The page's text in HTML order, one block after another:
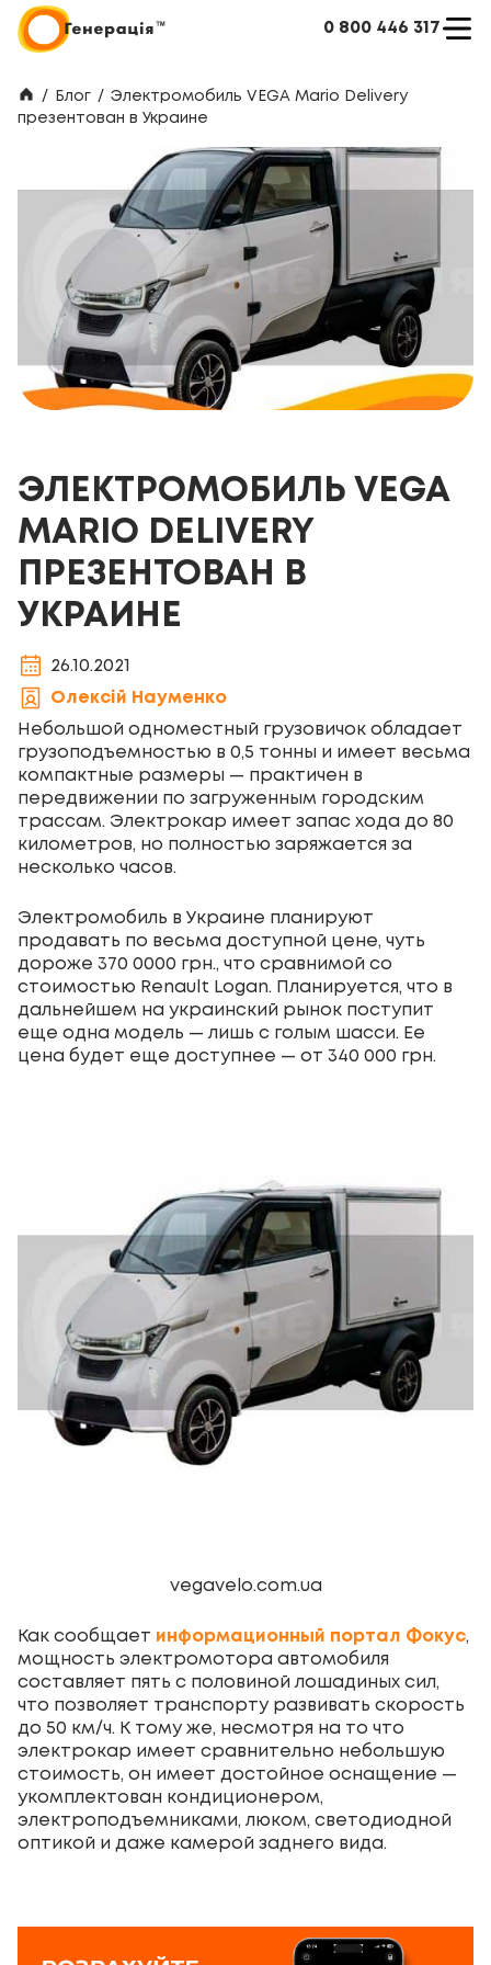
0 800 446 317
/ Блог / Электромобиль VEGA Mario Delivery
презентован в Украине
ЭЛЕКТРОМОБИЛЬ VEGA
MARIO DELIVERY
ПРЕЗЕНТОВАН В
УКРАИНЕ
26.10.2021
Олексій Науменко
Небольшой одноместный грузовичок обладает
грузоподъемностью в 0,5 тонны и имеет весьма
компактные размеры — практичен в
передвижении по загруженным городским
трассам. Электрокар имеет запас хода до 80
километров, но полностью заряжается за
несколько часов.
Электромобиль в Украине планируют
продавать по весьма доступной цене, чуть
дороже 370 0000 грн., что сравнимой со
стоимостью Renault Logan. Планируется, что в
дальнейшем на украинский рынок поступит
еще одна модель — лишь с голым шасси. Ее
цена будет еще доступнее — от 340 000 грн.
vegavelo.com.ua
Как сообщает информационный портал Фокус,
мощность электромотора автомобиля
составляет пять с половиной лошадиных сил,
что позволяет транспорту развивать скорость
до 50 км/ч. К тому же, несмотря на то что
электрокар имеет сравнительно небольшую
стоимость, он имеет достойное оснащение —
укомплектован кондиционером,
электроподъемниками, люком, светодиодной
оптикой и даже камерой заднего вида.